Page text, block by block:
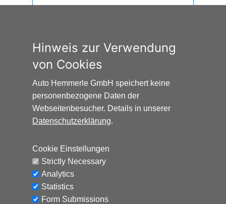
FIAT 500 DOLCEVITA* NAVI*
13.490
Hinweis zur Verwendung
von Cookies
Auto Hemmerle GmbH speichert keine
personenbezogene Daten der
Webseitenbesucher. Details in unserer
Datenschutzerklärung.
Cookie Einstellungen
Strictly Necessary
Analytics
Statistics
Form Submissions